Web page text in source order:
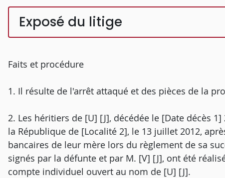
Exposé du litige
Faits et procédure
1. Il résulte de l'arrêt attaqué et des pièces de la
2. Les héritiers de [U] [J], décédée le [Date décès
la République de [Localité 2], le 13 juillet 2012,
bancaires de leur mère lors du règlement de sa
signés par la défunte et par M. [V] [J], ont été
compte individuel ouvert au nom de [U] [J].